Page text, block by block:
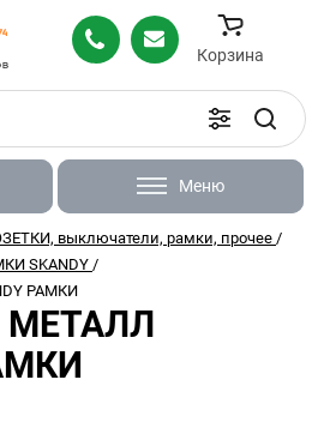
Корзина
Меню
выключатели, рамки, прочее /
SKANDY /
РАМКИ